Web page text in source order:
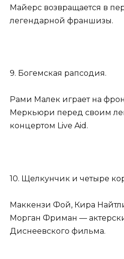
Майерс возвращается в
легендарной франшизы.
9. Богемская рапсодия.
Рами Малек играет на
Меркьюри перед своим
концертом Live Aid.
10. Щелкунчик и четыре
Маккензи Фой, Кира
Морган Фриман —
Диснеевского фильма.